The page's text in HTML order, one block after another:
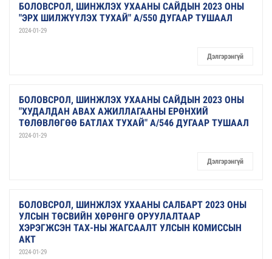
БОЛОВСРОЛ, ШИНЖЛЭХ УХААНЫ САЙДЫН 2023 ОНЫ
"ЭРХ ШИЛЖҮҮЛЭХ ТУХАЙ" А/550 ДУГААР ТУШААЛ
2024-01-29
Дэлгэрэнгүй
БОЛОВСРОЛ, ШИНЖЛЭХ УХААНЫ САЙДЫН 2023 ОНЫ
"ХУДАЛДАН АВАХ АЖИЛЛАГААНЫ ЕРӨНХИЙ
ТӨЛӨВЛӨГӨӨ БАТЛАХ ТУХАЙ" А/546 ДУГААР ТУШААЛ
2024-01-29
Дэлгэрэнгүй
БОЛОВСРОЛ, ШИНЖЛЭХ УХААНЫ САЛБАРТ 2023 ОНЫ
УЛСЫН ТӨСВИЙН ХӨРӨНГӨ ОРУУЛАЛТААР
ХЭРЭГЖСЭН ТАХ-НЫ ЖАГСААЛТ УЛСЫН КОМИССЫН
АКТ
2024-01-29